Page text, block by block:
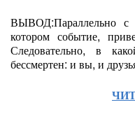
ВЫВОД:Параллельно с
котором событие,
Следовательно, в
бессмертен: и вы, и